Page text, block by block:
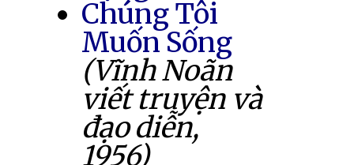
Chúng Tôi
Muốn Sống
(Vĩnh Noãn
viết truyện và
đạo diễn,
1956)